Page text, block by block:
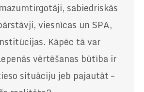
sabiedriskās
viesnīcas un SPA,
Kāpēc tā var
vērtēšanas būtība ir
situāciju jeb pajautāt –